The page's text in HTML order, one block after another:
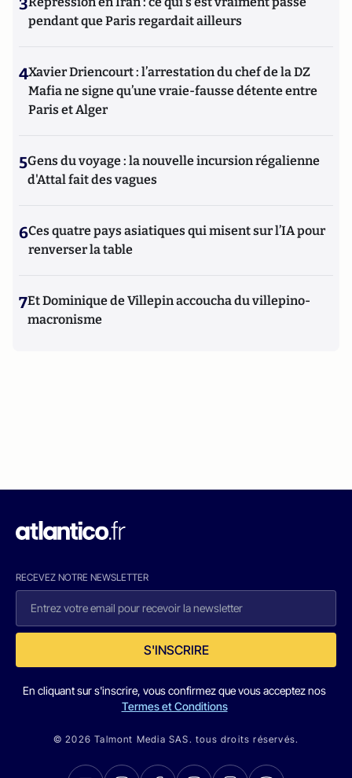
pendant que Paris regardait ailleurs
4Xavier Driencourt : l’arrestation du chef de la DZ
Mafia ne signe qu’une vraie-fausse détente entre
Paris et Alger
5Gens du voyage : la nouvelle incursion régalienne
d'Attal fait des vagues
6Ces quatre pays asiatiques qui misent sur l’IA pour
renverser la table
7Et Dominique de Villepin accoucha du villepino-
macronisme
RECEVEZ NOTRE NEWSLETTER
S'INSCRIRE
En cliquant sur s'inscrire, vous confirmez que vous acceptez nos
Termes et Conditions
© 2026 Talmont Media SAS. tous droits réservés.